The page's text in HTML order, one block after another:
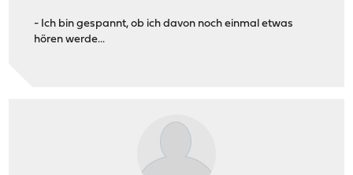
- Ich bin gespannt, ob ich davon noch einmal etwas
hören werde...